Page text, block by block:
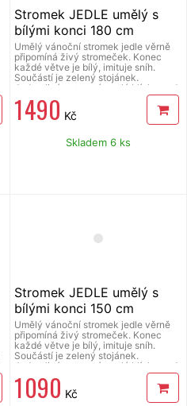
Stromek JEDLE umělý s
bílými konci 180 cm
Umělý vánoční stromek jedle věrně
připomíná živý stromeček. Konec
každé větve je bílý, imituje sníh.
Součástí je zelený stojánek.
Jednotlivá patra má rostlá blízko nad
sebou, což zajišťuje dostatečnou
hustotu stromečku. Výška stromku
180 cm.
1 490 Kč
Skladem 6 ks
Stromek JEDLE umělý s
bílými konci 150 cm
Umělý vánoční stromek jedle věrně
připomíná živý stromeček. Konec
každé větve je bílý, imituje sníh.
Součástí je zelený stojánek.
Jednotlivá patra má rostlá blízko nad
sebou, což zajišťuje dostatečnou
hustotu stromečku. Výška stromku
150 cm.
1 090 Kč